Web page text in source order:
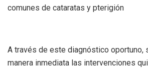
comunes de cataratas y pterigión
A través de este diagnóstico oportuno,
manera inmediata las intervenciones